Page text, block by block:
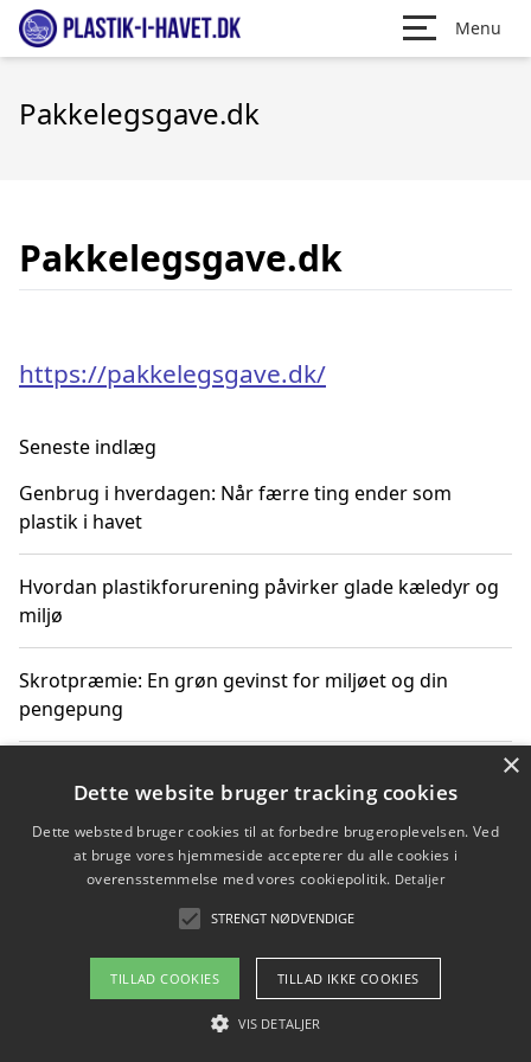
Menu
Pakkelegsgave.dk
Pakkelegsgave.dk
https://pakkelegsgave.dk/
Seneste indlæg
Genbrug i hverdagen: Når færre ting ender som
plastik i havet
Hvordan plastikforurening påvirker glade kæledyr og
miljø
Skrotpræmie: En grøn gevinst for miljøet og din
pengepung
Hvordan blåfade med rist kan hjælpe med at reducere
plastik i havet
Spil kasinospil på et troværdigt online casino: Din
guide til sikker og sjov underholdning
Copyright 2026 - Pilanto Aps
Om / kontakt
×
Dette website bruger tracking cookies
Dette websted bruger cookies til at forbedre brugeroplevelsen. Ved
at bruge vores hjemmeside accepterer du alle cookies i
overensstemmelse med vores cookiepolitik. Detaljer
STRENGT NØDVENDIGE
TILLAD COOKIES TILLAD IKKE COOKIES
VIS DETALJER